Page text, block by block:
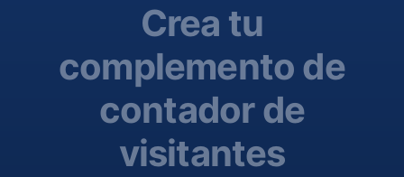
Crea tu
complemento de
contador de
visitantes